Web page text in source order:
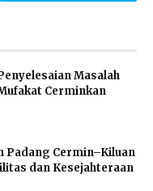
Masalah
Cerminkan
Padang Cermin–Kiluan
dan Kesejahteraan